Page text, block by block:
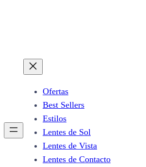
Ofertas
Best Sellers
Estilos
Lentes de Sol
Lentes de Vista
Lentes de Contacto